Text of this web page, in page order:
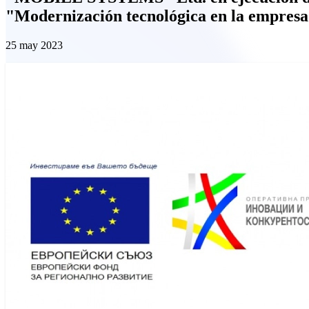
"Modernización tecnológica en la
25 may 2023